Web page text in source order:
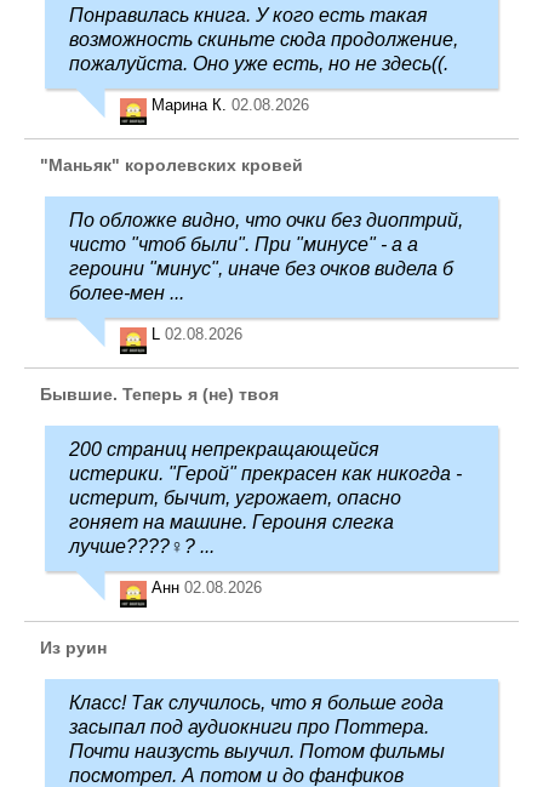
Понравилась книга. У кого есть такая
возможность скиньте сюда продолжение,
пожалуйста. Оно уже есть, но не здесь((.
Марина К. 02.08.2026
"Маньяк" королевских кровей
По обложке видно, что очки без диоптрий,
чисто "чтоб были". При "минусе" - а а
героини "минус", иначе без очков видела б
более-мен ...
02.08.2026
Бывшие. Теперь я (не) твоя
200 страниц непрекращающейся
истерики. "Герой" прекрасен как никогда -
истерит, бычит, угрожает, опасно
гоняет на машине. Героиня слегка
лучше????‍♀️? ...
Анн 02.08.2026
Из руин
Класс! Так случилось, что я больше года
засыпал под аудиокниги про Поттера.
Почти наизусть выучил. Потом фильмы
посмотрел. А потом и до фанфиков